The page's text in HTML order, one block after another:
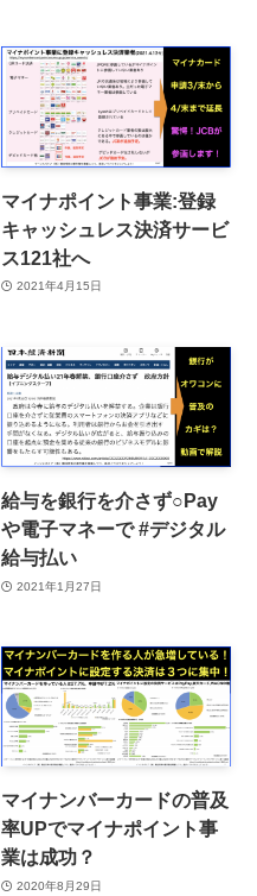
マイナポイント事業:登録
キャッシュレス決済サービ
ス121社へ
2021年4月15日
給与を銀行を介さず○Pay
や電子マネーで #デジタル
給与払い
2021年1月27日
マイナンバーカードの普及
率UPでマイナポイント事
業は成功？
2020年8月29日